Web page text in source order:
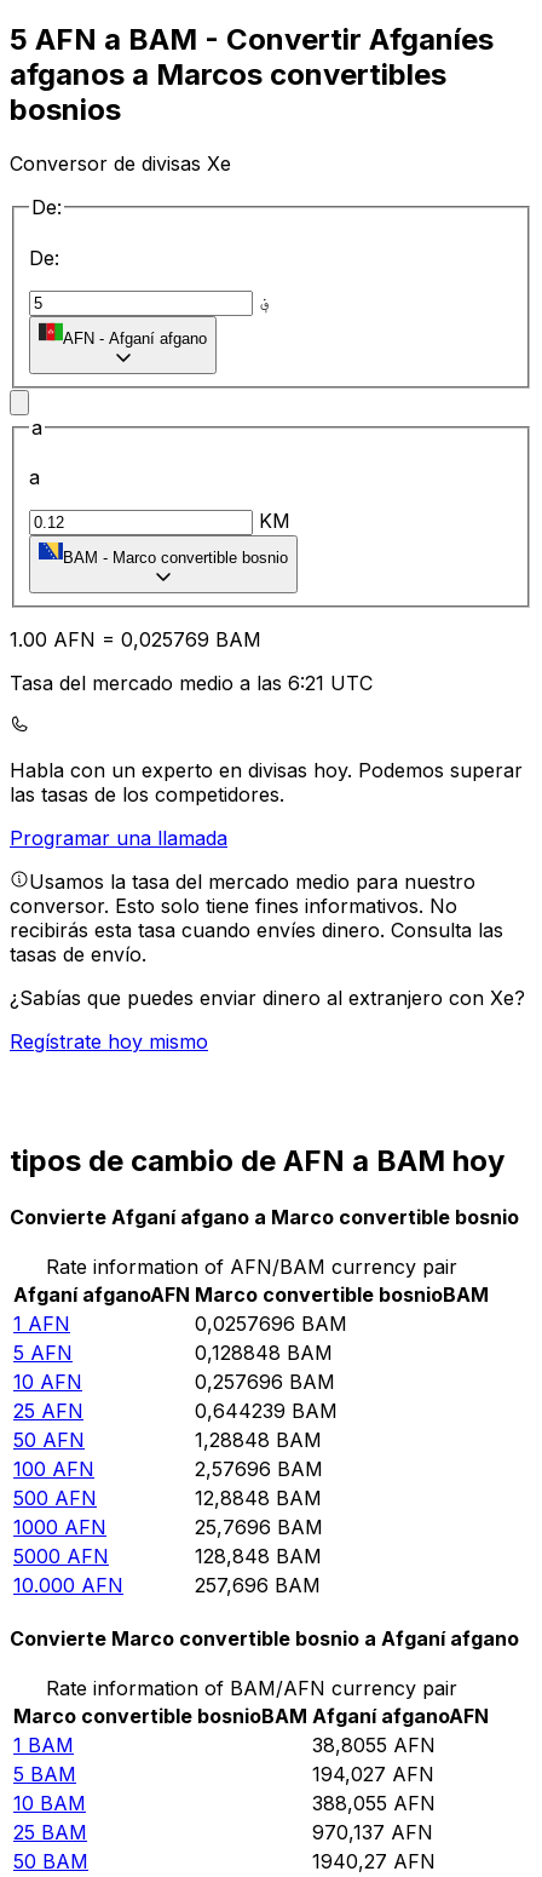
5 AFN a BAM - Convertir Afganíes
afganos a Marcos convertibles
bosnios
Conversor de divisas Xe
De:
De:
؋
AFN - Afganí afgano
a
a
KM
BAM - Marco convertible bosnio
1.00 AFN = 0,025769 BAM
Tasa del mercado medio a las 6:21 UTC
Habla con un experto en divisas hoy. Podemos superar
las tasas de los competidores.
Programar una llamada
Usamos la tasa del mercado medio para nuestro
conversor. Esto solo tiene fines informativos. No
recibirás esta tasa cuando envíes dinero. Consulta las
tasas de envío.
¿Sabías que puedes enviar dinero al extranjero con Xe?
Regístrate hoy mismo
tipos de cambio de AFN a BAM hoy
Convierte Afganí afgano a Marco convertible bosnio
Rate information of AFN/BAM currency pair
Afganí afganoAFN Marco convertible bosnioBAM
1 AFN 0,0257696 BAM
5 AFN 0,128848 BAM
10 AFN 0,257696 BAM
25 AFN 0,644239 BAM
50 AFN 1,28848 BAM
100 AFN 2,57696 BAM
500 AFN 12,8848 BAM
1000 AFN 25,7696 BAM
5000 AFN 128,848 BAM
10.000 AFN 257,696 BAM
Convierte Marco convertible bosnio a Afganí afgano
Rate information of BAM/AFN currency pair
Marco convertible bosnioBAM Afganí afganoAFN
1 BAM 38,8055 AFN
5 BAM 194,027 AFN
10 BAM 388,055 AFN
25 BAM 970,137 AFN
50 BAM 1940,27 AFN